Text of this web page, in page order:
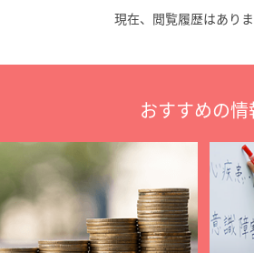
現在、閲覧履歴はありま
おすすめの情